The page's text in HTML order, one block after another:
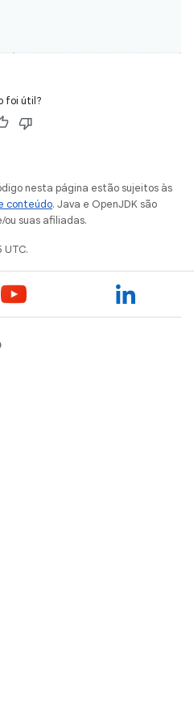
foi útil?
nesta página estão sujeitos às
conteúdo. Java e OpenJDK são
suas afiliadas.